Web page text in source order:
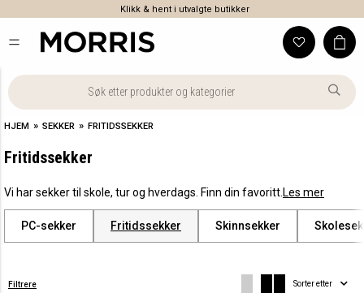
Klikk & hent i utvalgte butikker
HJEM » SEKKER » FRITIDSSEKKER
Fritidssekker
Vi har sekker til skole, tur og hverdags. Finn din favoritt. Les mer
PC-sekker Fritidssekker Skinnsekker
Filtrere Sorter etter